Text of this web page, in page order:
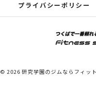
プライバシーポリシー
© 2026 研究学園のジムならフィッ